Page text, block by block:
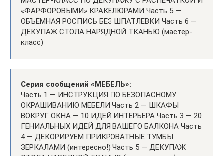
«ФАРФОРОВЫМИ» КРАКЕЛЮРАМИ Часть 5 —
ОБЪЕМНАЯ РОСПИСЬ БЕЗ ШПАТЛЕВКИ Часть 6 —
ДЕКУПАЖ СТОЛА НАРЯДНОЙ ТКАНЬЮ (мастер-
класс)
Серия сообщений «МЕБЕЛЬ»:
Часть 1 — ИНСТРУКЦИЯ ПО БЕЗОПАСНОМУ
ОКРАШИВАНИЮ МЕБЕЛИ Часть 2 — ШКАФЫ
ВОКРУГ ОКНА — 10 ИДЕЙ ИНТЕРЬЕРА Часть 3 — 20
ГЕНИАЛЬНЫХ ИДЕЙ ДЛЯ ВАШЕГО БАЛКОНА Часть
4 — ДЕКОРИРУЕМ ПРИКРОВАТНЫЕ ТУМБЫ
ЗЕРКАЛАМИ (интересно!) Часть 5 — ДЕКУПАЖ